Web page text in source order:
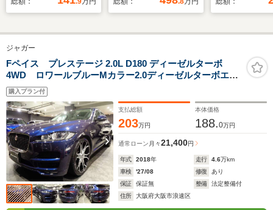
ランプ
LED/Bluetooth接
続/ETC/EBD付ABS/横
滑り防止装置
走行3.4万Km
SB10A 排気
4000cc
ジャガー
Fペイス プレステージ 2.0L D180 ディーゼルターボ
4WD ロワールブルーMカラー2.0ディーゼルターボエン
ジン9速ATパドルS白革シートインテリア車高調22アルミ
MERIDIANサウンドワイドナビTV360度カメラクルーズC
パワーシートシートヒーターシートエアコンETCスマー
トキーBSM
購入プラン付
支払総額
203万円
本体価格
188.0万円
通常ローン 月々21,400円
年式 2018年 走行 4.6万km
車検
'27/08 修復
あり
保証
保証無 整備
法定整備付
住所
大阪府大阪市浪速区